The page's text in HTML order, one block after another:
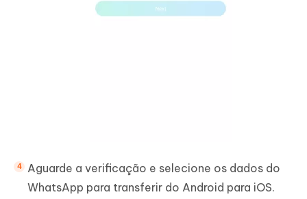
Aguarde a verificação e selecione os dados do
WhatsApp para transferir do Android para iOS.